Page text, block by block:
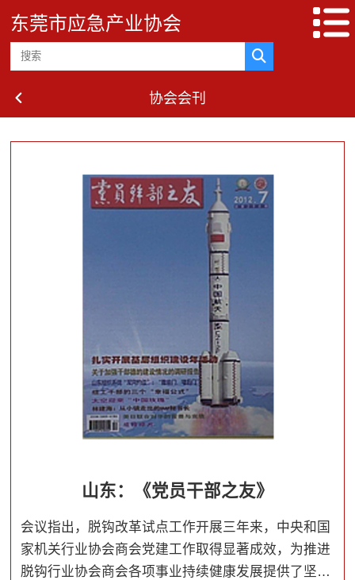
东莞市应急产业协会
协会会刊
山东：《党员干部之友》
会议指出，脱钩改革试点工作开展三年来，中央和国
家机关行业协会商会党建工作取得显著成效，为推进
脱钩行业协会商会各项事业持续健康发展提供了坚强